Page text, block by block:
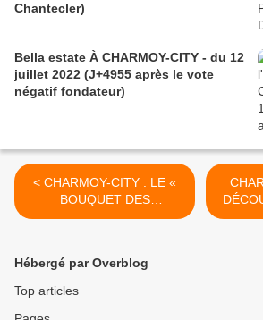
Chantecler)
Bella estate À CHARMOY-CITY - du 12
juillet 2022 (J+4955 après le vote
négatif fondateur)
< CHARMOY-CITY : LE «
BOUQUET DES
ASSOCIATIONS », UNE
juillet 2020 (J+4221 après
le vote négatif fondateur)
DE
Hébergé par Overblog
Top articles